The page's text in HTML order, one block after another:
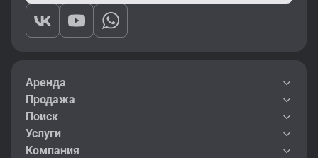
Аренда
Продажа
Поиск
Услуги
Компания